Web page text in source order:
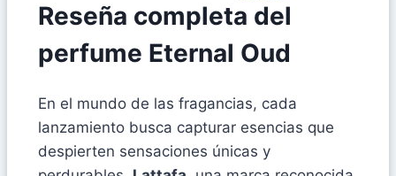
Reseña completa del
perfume Eternal Oud
En el mundo de las fragancias, cada
lanzamiento busca capturar esencias que
despierten sensaciones únicas y